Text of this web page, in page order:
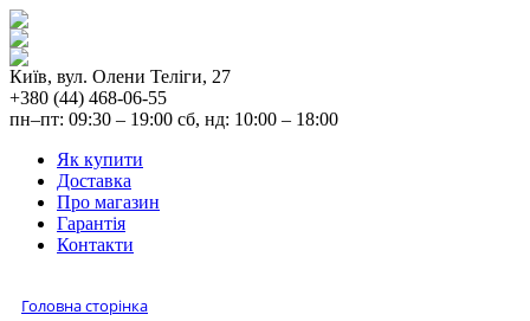
Київ, вул. Олени Теліги, 27
+380 (44) 468-06-55
пн–пт: 09:30 – 19:00 сб, нд: 10:00 – 18:00
Як купити
Доставка
Про магазин
Гарантія
Контакти
Головна сторінка